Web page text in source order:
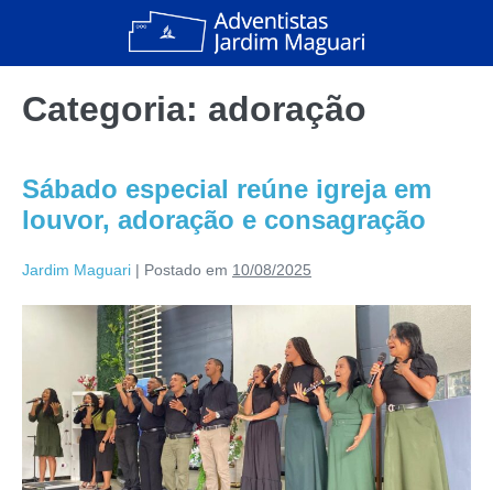
Categoria: adoração
Sábado especial reúne igreja em
louvor, adoração e consagração
Jardim Maguari | Postado em 10/08/2025